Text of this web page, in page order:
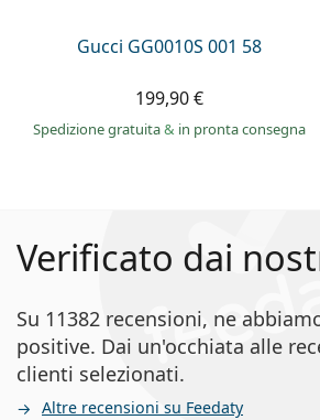
Gucci GG0010S 001 58
199,90 €
Spedizione gratuita& in pronta consegna
Verificato dai
Su 11382 recensioni, ne
positive. Dai un'occhiata alle
clienti selezionati.
Altre recensioni su Feedaty